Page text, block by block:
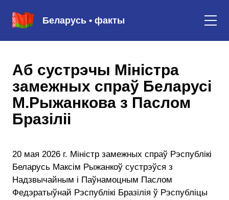
Беларусь • факты
Аб сустрэчы Міністра
замежных спраў Беларусі
М.Рыжанкова з Паслом
Бразіліі
20 мая 2026 г. Міністр замежных спраў Рэспублікі
Беларусь Максім Рыжанкоў сустрэўся з
Надзвычайным і Паўнамоцным Паслом
Федэратыўнай Рэспублікі Бразілія ў Рэспубліцы